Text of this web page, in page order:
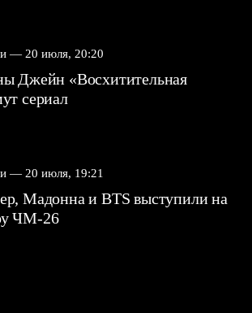
— 20 июля, 20:20
Джейн «Восхитительная
сериал
— 20 июля, 19:21
Мадонна и BTS выступили на
ЧМ-26